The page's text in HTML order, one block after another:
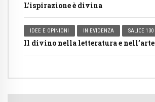
L’ispirazione è divina
IDEE E OPINIONI IN EVIDENZA SALICE 130
Il divino nella letteratura e nell’arte